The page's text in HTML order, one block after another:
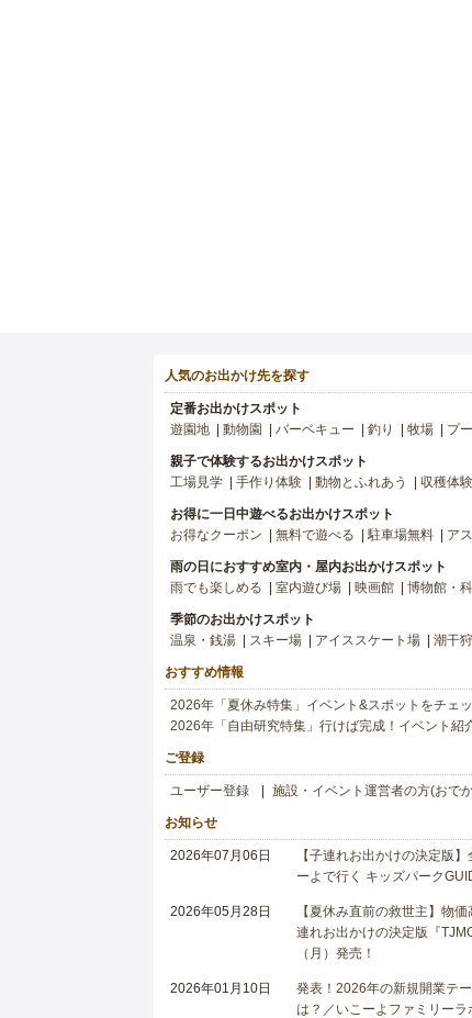
人気のお出かけ先を探す
定番お出かけスポット
遊園地
動物園 バーベキュー 釣り 牧場 プ
親子で体験するお出かけスポット
工場見学
手作り体験 動物とふれあう 収穫体験
お得に一日中遊べるお出かけスポット
お得なクーポン
無料で遊べる 駐車場無料 ア
雨の日におすすめ室内・屋内お出かけスポット
雨でも楽しめる
室内遊び場 映画館 博物館・
季節のお出かけスポット
温泉・銭湯
スキー場 アイススケート場 潮干
おすすめ情報
2026年「夏休み特集」イベント&スポットをチェ
2026年「自由研究特集」行けば完成！イベント紹
ご登録
ユーザー登録 施設・イベント運営者の方(おで
お知らせ
2026年07月06日
【子連れお出かけの決定版
ーよで行く キッズパーク
2026年05月28日
【夏休み直前の救世主】物
連れお出かけの決定版『
（月）発売！
2026年01月10日
発表！2026年の新規開業テ
は？／いこーよファミリー